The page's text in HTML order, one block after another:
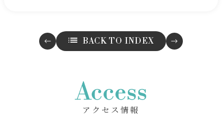
BACK TO INDEX
Access
アクセス情報